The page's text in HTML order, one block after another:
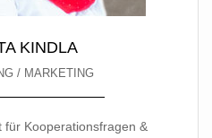
KINDLA
/ MARKETING
für Kooperationsfragen &